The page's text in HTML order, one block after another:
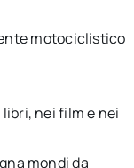
motociclistico
nei film e nei
mondi da